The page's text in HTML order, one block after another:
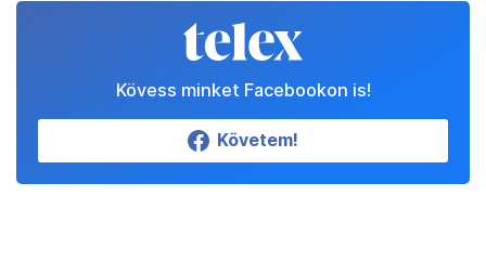
Kövess minket Facebookon is!
Követem!